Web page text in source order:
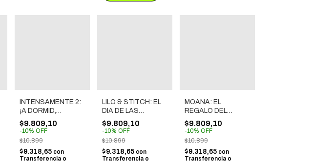
INTENSAMENTE 2:
¡A DORMID,
ANSIEDAD! - LA
HORA DEL CUENTO
$9.809,10
-10% OFF
$10.899
$9.318,65 con
Transferencia o
LILO & STITCH: EL
DIA DE LAS
MASCOTAS - LA
HORA DEL CUENTO
$9.809,10
-10% OFF
$10.899
$9.318,65 con
Transferencia o
MOANA: EL
REGALO DEL
OCEANO - LA
HORA DEL CUENTO
$9.809,10
-10% OFF
$10.899
$9.318,65 con
Transferencia o